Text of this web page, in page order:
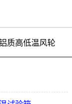
质高低温风轮